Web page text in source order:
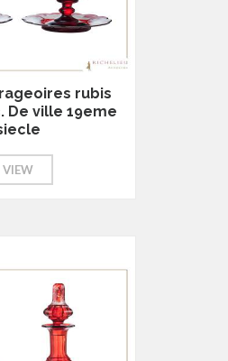
rubis
De ville 19eme
VIEW